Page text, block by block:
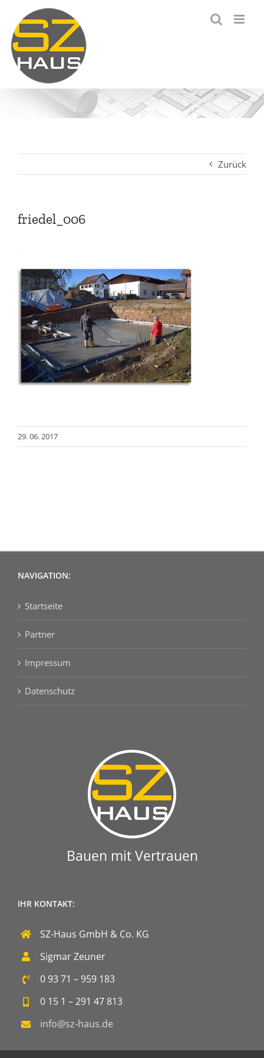
Inhalt
springen
Zurück
friedel_006
29. 06. 2017
NAVIGATION:
Startseite
Partner
Impressum
Datenschutz
Bauen mit Vertrauen
IHR KONTAKT:
SZ-Haus GmbH & Co. KG
Sigmar Zeuner
0 93 71 – 959 183
0 15 1 – 291 47 813
info@sz-haus.de